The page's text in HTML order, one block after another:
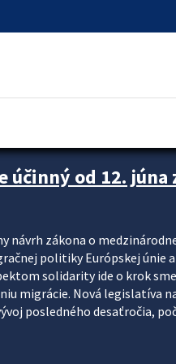
účinný od 12. júna
návrh zákona o
politiky Európskej únie
solidarity ide o krok
migrácie. Nová legislatíva
posledného desaťročia,